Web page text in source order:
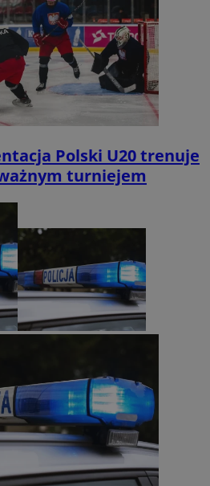
Polski U20 trenuje
turniejem